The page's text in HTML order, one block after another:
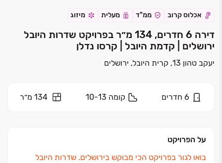
אכלוס קרוב ממ"ד מעלית מיזוג
דירה 6 חדרים, 134 מ״ר בפרויקט שדרות היובל
ירושלים | קדמת היובל | קרסו נדלן
יעקב טהון 13, קרית היובל, ירושלים
6 חדרים קומה 10-13 134 מ״ר
על הפרויקט
בואו לגור בפרויקט הכי מבוקש בירושלים. שדרות היובל